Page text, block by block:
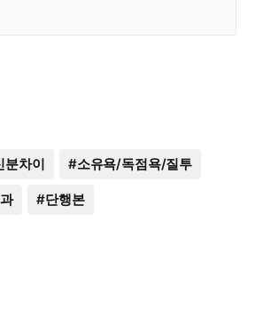
분차이 #소유욕/독점욕/질투
#단행본